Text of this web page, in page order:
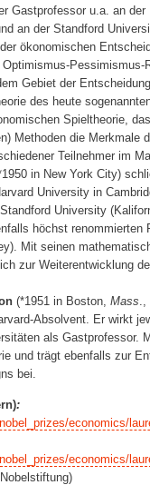
Gastprofessor u.a. an der
an der Standford
ökonomischen
Pessimismus-
Gebiet der
des heute
Spieltheorie,
Methoden die Merkmale
Teilnehmer im
in New York City)
University in
University
höchst renommierten
Mit seinen
zur Weiterentwicklung
(*1951 in Boston, Mass
Absolvent. Er wirkt
als Gastprofessor.
und trägt ebenfalls zur
bei.
:
economics/
economics/